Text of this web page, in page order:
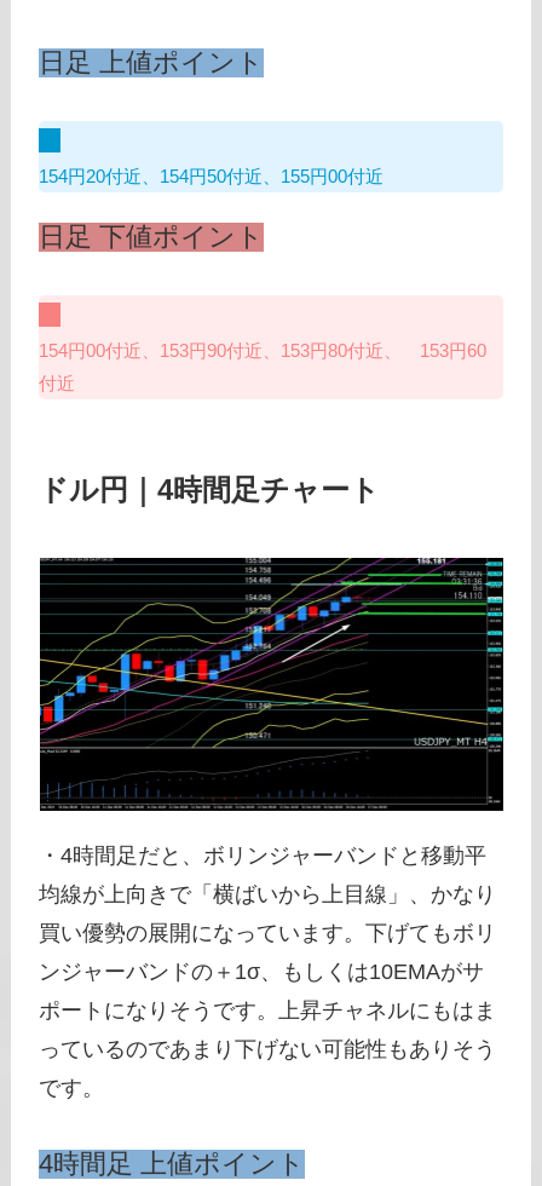
日足 上値ポイント
154円20付近、154円50付近、155円00付近
日足 下値ポイント
154円00付近、153円90付近、153円80付近、 153円60
付近
ドル円｜4時間足チャート
・4時間足だと、ボリンジャーバンドと移動平
均線が上向きで「横ばいから上目線」、かなり
買い優勢の展開になっています。下げてもボリ
ンジャーバンドの＋1σ、もしくは10EMAがサ
ポートになりそうです。上昇チャネルにもはま
っているのであまり下げない可能性もありそう
です。
4時間足 上値ポイント